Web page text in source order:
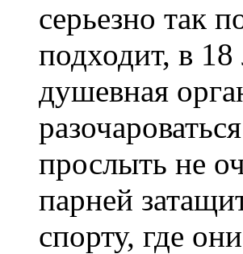
серьезно так
подходит, в
душевная
прослыть не
парней
спорту, где